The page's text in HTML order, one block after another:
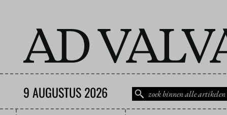
9 AUGUSTUS 2026